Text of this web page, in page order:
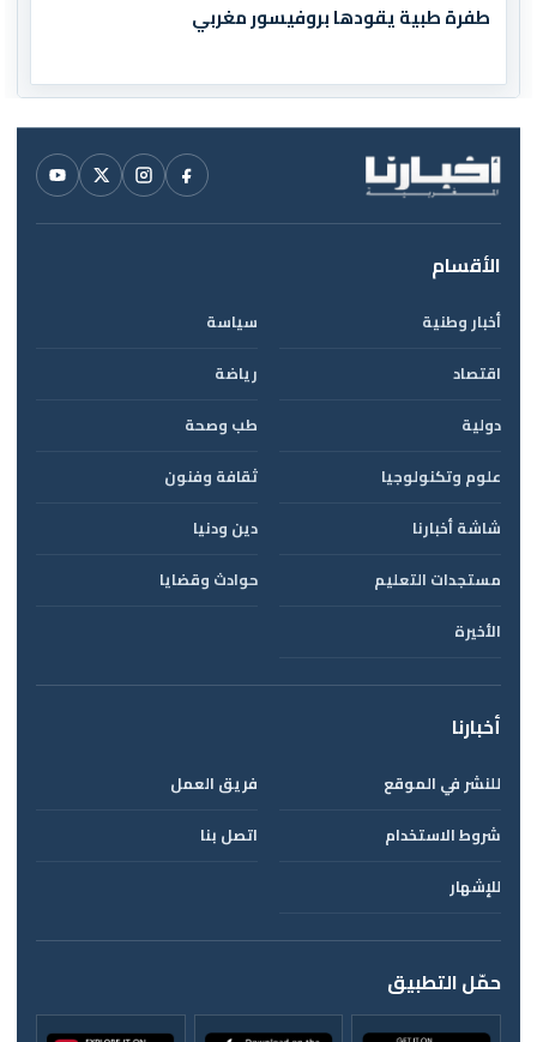
طفرة طبية يقودها بروفيسور مغربي
الأقسام
أخبار وطنية
سياسة
اقتصاد
رياضة
دولية
طب وصحة
علوم وتكنولوجيا
ثقافة وفنون
شاشة أخبارنا
دين ودنيا
مستجدات التعليم
حوادث وقضايا
الأخيرة
أخبارنا
للنشر في الموقع
فريق العمل
شروط الاستخدام
اتصل بنا
للإشهار
حمّل التطبيق